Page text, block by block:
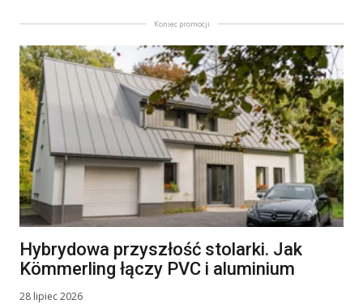
Koniec promocji
Hybrydowa przyszłość stolarki. Jak
Kömmerling łączy PVC i aluminium
28 lipiec 2026